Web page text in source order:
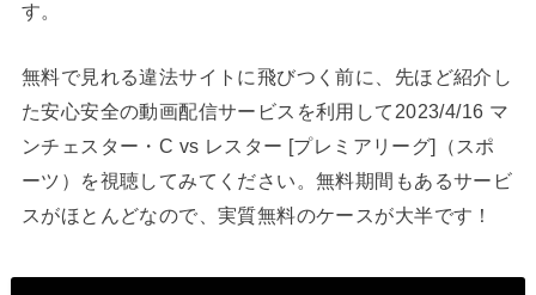
す。
無料で見れる違法サイトに飛びつく前に、先ほど紹介し
た安心安全の動画配信サービスを利用して2023/4/16 マ
ンチェスター・C vs レスター [プレミアリーグ]（スポ
ーツ）を視聴してみてください。無料期間もあるサービ
スがほとんどなので、実質無料のケースが大半です！